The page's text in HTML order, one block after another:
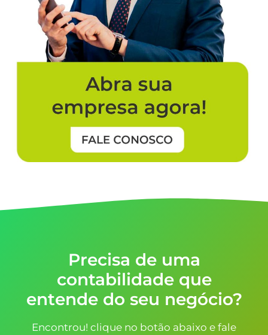
Precisa de uma
contabilidade que
entende do seu negócio?
Encontrou! clique no botão abaixo e fale